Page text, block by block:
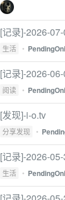
[记录]-2026-
生活 • PendingOni
[记录]-2026-
阅读 • PendingOni
[发现]-i-o.tv
分享发现 •
[记录]-2026-
生活 • PendingOni